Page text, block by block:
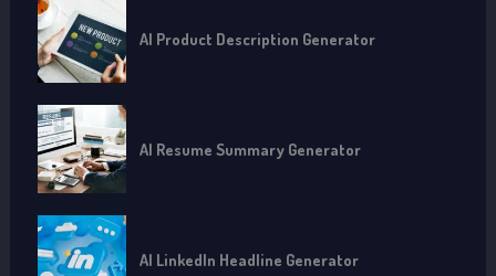
AI Product Description Generator
AI Resume Summary Generator
AI LinkedIn Headline Generator